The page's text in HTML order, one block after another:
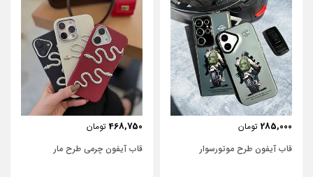
468,750 تومان
قاب آیفون چرمی طرح مار
443,750 تومان
قاب آیفون شفاف با پاپیون سفید و